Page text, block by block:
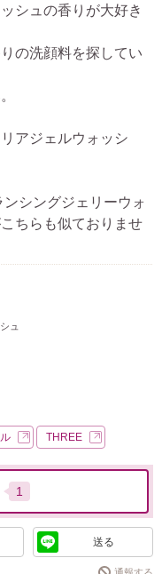
シュの香りが大好き
の洗顔料を探してい
アジェルウォッシ
シングジェリーウォ
ちらも似ておりませ
ュ
THREE
1
送る